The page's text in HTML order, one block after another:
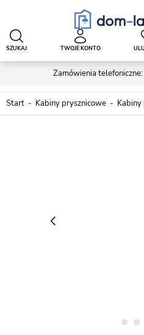
Zamówienia telefoniczne:
SZUKAJ TWOJE KONTO
Start Kabiny prysznicowe